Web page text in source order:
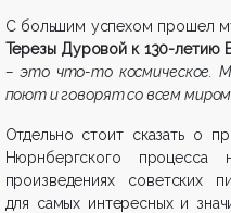
С большим успехом прошел
Терезы Дуровой к 130-летию
– это что-то космическое.
поют и говорят со всем
Отдельно стоит сказать о
Нюрнбергского процесса
произведениях советских
для самых интересных и